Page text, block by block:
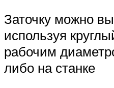
Заточку можно
используя
рабочим
либо на станке